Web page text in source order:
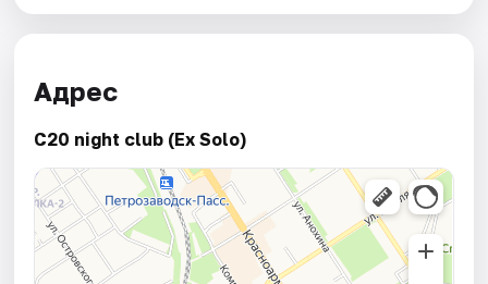
Адрес
C20 night club (Ex Solo)